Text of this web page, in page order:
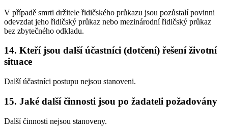
V případě smrti držitele řidičského průkazu jsou pozůstalí povinni
odevzdat jeho řidičský průkaz nebo mezinárodní řidičský průkaz
bez zbytečného odkladu.
14. Kteří jsou další účastníci (dotčení) řešení životní
situace
Další účastníci postupu nejsou stanoveni.
15. Jaké další činnosti jsou po žadateli požadovány
Další činnosti nejsou stanoveny.